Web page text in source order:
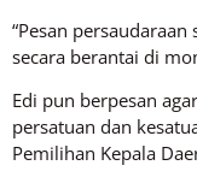
“Pesan
secara berantai di
Edi pun berpesan
persatuan dan
Pemilihan Kepala